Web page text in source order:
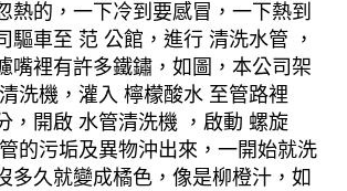
熱的，一下冷到要感冒，一下熱到
驅車至 范 公館，進行 清洗水管 ，
嘴裡有許多鐵鏽，如圖，本公司架
洗機，灌入 檸檬酸水 至管路裡
，開啟 水管清洗機 ，啟動 螺旋
的污垢及異物沖出來，一開始就洗
多久就變成橘色，像是柳橙汁，如